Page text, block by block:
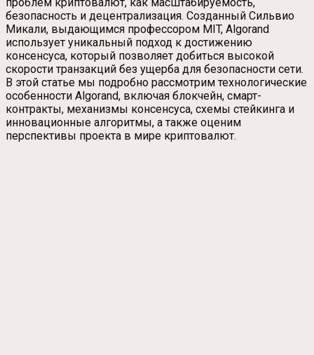
безопасность и децентрализация. Созданный Сильвио
Микали, выдающимся профессором MIT, Algorand
использует уникальный подход к достижению
консенсуса, который позволяет добиться высокой
скорости транзакций без ущерба для безопасности сети.
В этой статье мы подробно рассмотрим технологические
особенности Algorand, включая блокчейн, смарт-
контракты, механизмы консенсуса, схемы стейкинга и
инновационные алгоритмы, а также оценим
перспективы проекта в мире криптовалют.